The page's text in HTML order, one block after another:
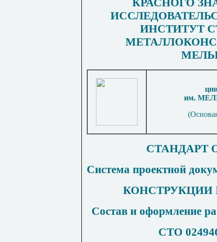
ИНСТИТУТ
им.
(О
СТАНДАРТ
Система проектной
КОНСТРУКЦИИ
Состав и оформление
СТО